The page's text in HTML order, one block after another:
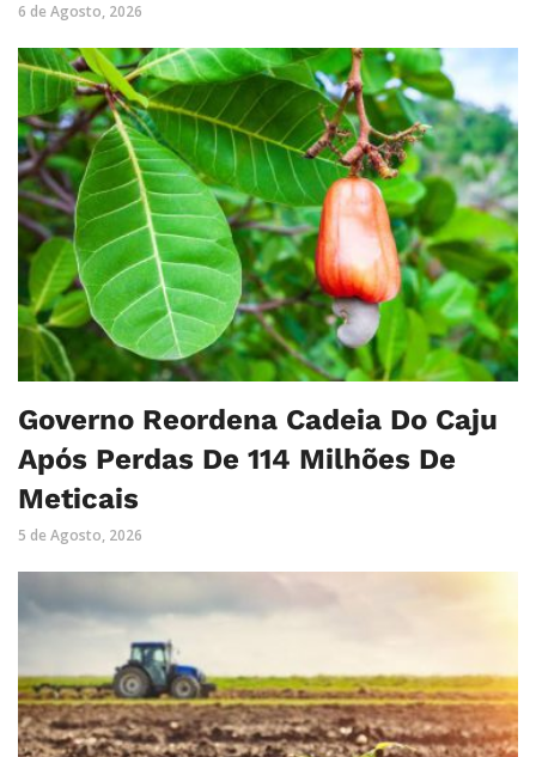
6 de Agosto, 2026
Governo Reordena Cadeia Do Caju
Após Perdas De 114 Milhões De
Meticais
5 de Agosto, 2026